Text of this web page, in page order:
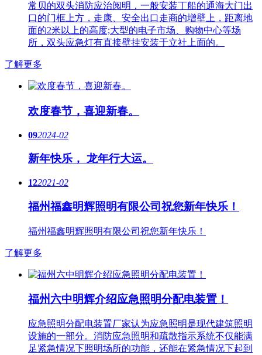
常贝的双头消防应治阅明，一般安装丁船的通海大门出
口的门框上方，走康、安全出口走商的增壁上，距离地
面的2米以上的高度;大型的电子市场、购物中心等场
所，双头应急灯有直接壁挂安装于立社上面的。
了解更多
欢度春节，喜迎新春。
092024-02
新年快乐， 龙年行大运。
122021-02
福州福鑫明辉照明有限公司祝您新年快乐！
福州福鑫明辉照明有限公司祝您新年快乐！
了解更多
福州六中明辉介绍应急照明分配电装置！
应急照明分配电装置厂家认为应急照明是现代建筑照明
设施的一部分。消防应急照明和疏散指示系统不仅能满
足紧急情况下照明场所的功能，还能在紧急情况下起到